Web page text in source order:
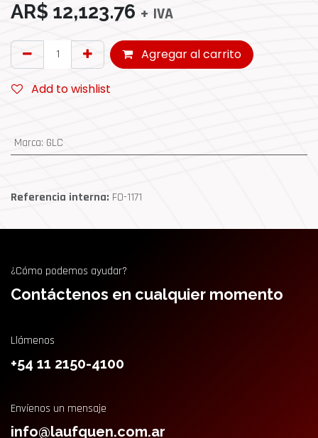
AR$ 12,123.76 + IVA
Agregar al carrito
Add to wishlist
Marca: GLC
Referencia interna: FO-1171
¿Cómo podemos ayudar?
Contáctenos en cualquier momento
Llámenos
+54 11 2150-4100
Envíenos un mensaje
info@laufquen.com.ar